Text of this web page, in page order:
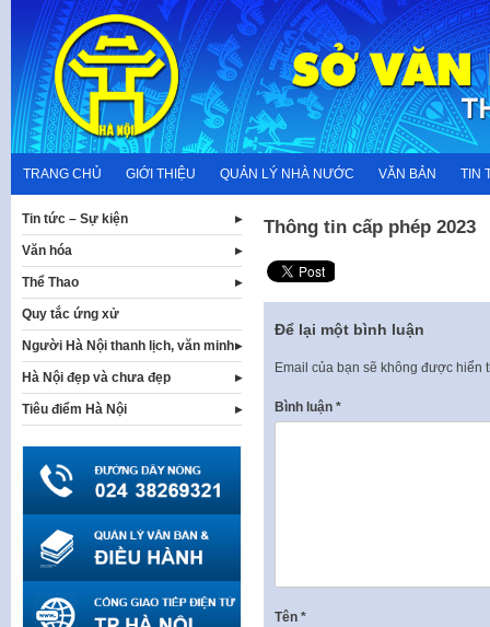
content
TRANG CHỦ GIỚI THIỆU QUẢN LÝ NHÀ NƯỚC VĂN BẢN TIN
Thông tin cấp phép 2023
Để lại một bình luận
Email của bạn sẽ không được hiển
Bình luận *
Tên *
Tin tức – Sự kiện
Văn hóa
Thể Thao
Quy tắc ứng xử
Người Hà Nội thanh lịch, văn minh
Hà Nội đẹp và chưa đẹp
Tiêu điểm Hà Nội